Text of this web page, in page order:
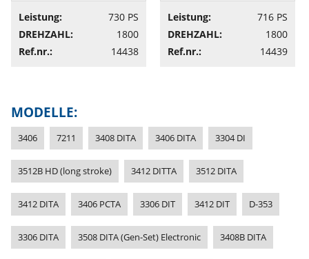
Leistung:
730 PS
DREHZAHL:
1800
Ref.nr.:
14438
Leistung:
716 PS
DREHZAHL:
1800
Ref.nr.:
14439
MODELLE:
3406 7211 3408 DITA 3406 DITA 3304 DI
3512B HD (long stroke) 3412 DITTA 3512 DITA
3412 DITA 3406 PCTA 3306 DIT 3412 DIT D-353
3306 DITA 3508 DITA (Gen-Set) Electronic 3408B DITA